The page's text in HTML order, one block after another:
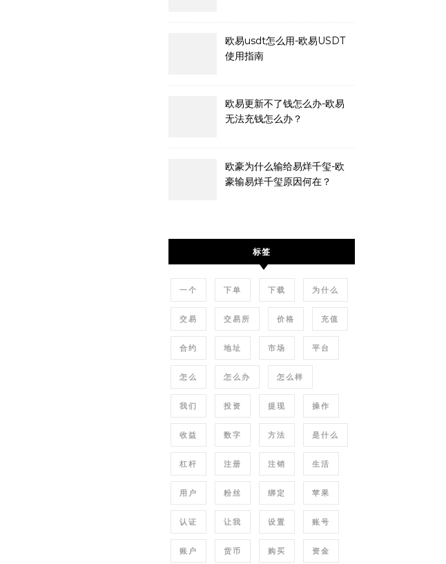
欧易usdt怎么用-欧易USDT
使用指南
欧易更新不了钱怎么办-欧易
无法充钱怎么办？
欧豪为什么输给易烊千玺-欧
豪输易烊千玺原因何在？
标签
一个 下单 下载 为什么
交易 交易所 价格 充值
合约 地址 市场 平台
怎么 怎么办 怎么样
我们 投资 提现 操作
收益 数字 方法 是什么
杠杆 注册 注销 生活
用户 粉丝 绑定 苹果
认证 让我 设置 账号
账户 货币 购买 资金